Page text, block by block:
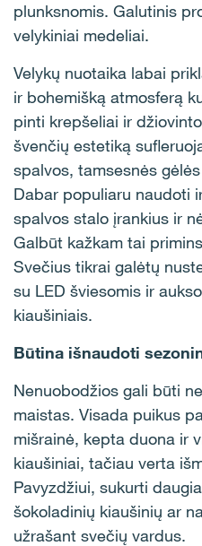
plunksnomis. Galutinis
velykiniai medeliai.
Velykų nuotaika labai
ir bohemišką atmosferą
pinti krepšeliai ir
švenčių estetiką
spalvos, tamsesnės
Dabar populiaru naudoti
spalvos stalo įrankius ir
Galbūt kažkam tai
Svečius tikrai galėtų
su LED šviesomis ir
kiaušiniais.
Būtina išnaudoti
Nenuobodžios gali būti
maistas. Visada puikus
mišrainė, kepta duona ir
kiaušiniai, tačiau verta
Pavyzdžiui, sukurti
šokoladinių kiaušinių ar
užrašant svečių vardus.